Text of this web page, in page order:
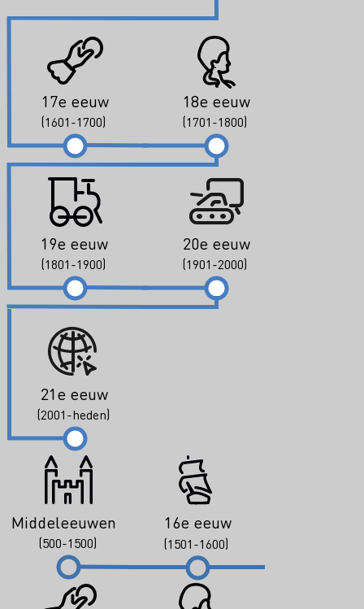
17e eeuw
(1601-1700)
18e eeuw
(1701-1800)
19e eeuw
(1801-1900)
20e eeuw
(1901-2000)
21e eeuw
(2001-heden)
Middeleeuwen
(500-1500)
16e eeuw
(1501-1600)